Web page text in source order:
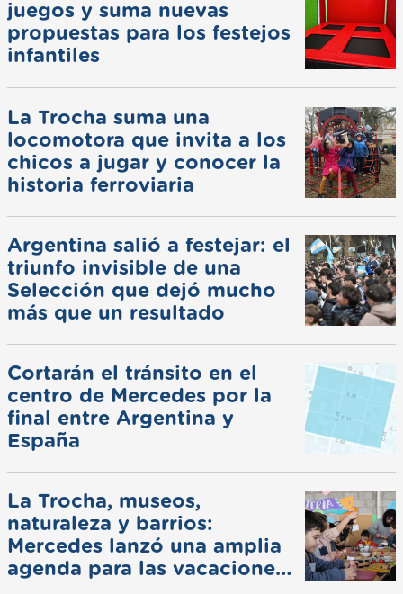
juegos y suma nuevas
propuestas para los festejos
infantiles
La Trocha suma una
locomotora que invita a los
chicos a jugar y conocer la
historia ferroviaria
Argentina salió a festejar: el
triunfo invisible de una
Selección que dejó mucho
más que un resultado
Cortarán el tránsito en el
centro de Mercedes por la
final entre Argentina y
España
La Trocha, museos,
naturaleza y barrios:
Mercedes lanzó una amplia
agenda para las vacaciones